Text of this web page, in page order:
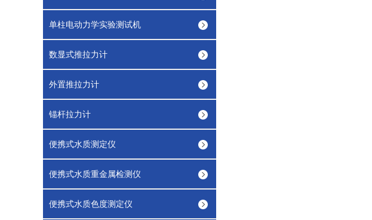
单柱电动力学实验测试机
数显式推拉力计
外置推拉力计
锚杆拉力计
便携式水质测定仪
便携式水质重金属检测仪
便携式水质色度测定仪